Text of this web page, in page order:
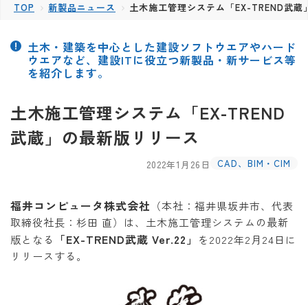
TOP 新製品ニュース 土木施工管理システム「EX-TREND武蔵
土木・建築を中心とした建設ソフトウエアやハード
ウエアなど、建設ITに役立つ新製品・新サービス等
を紹介します。
土木施工管理システム「EX-TREND
武蔵」の最新版リリース
2022年1月26日 CAD、BIM・CIM
福井コンピュータ株式会社 （本社：福井県坂井市、代表
取締役社長：杉田 直）は、土木施工管理システムの最新
版となる
「EX-TREND武蔵 Ver.22」
を2022年2月24日に
リリースする。